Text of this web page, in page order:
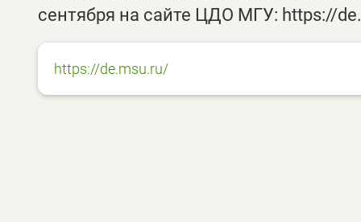
сентября на сайте ЦДО МГУ: https://
https://de.msu.ru/